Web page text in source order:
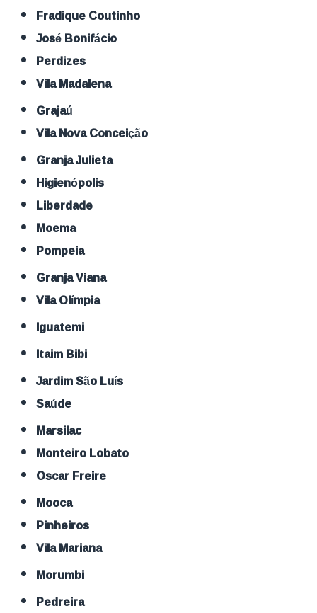
Fradique Coutinho
José Bonifácio
Perdizes
Vila Madalena
Grajaú
Vila Nova Conceição
Granja Julieta
Higienópolis
Liberdade
Moema
Pompeia
Granja Viana
Vila Olímpia
Iguatemi
Itaim Bibi
Jardim São Luís
Saúde
Marsilac
Monteiro Lobato
Oscar Freire
Mooca
Pinheiros
Vila Mariana
Morumbi
Pedreira